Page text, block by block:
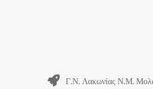
Γ.Ν. Λακωνίας Ν.Μ.